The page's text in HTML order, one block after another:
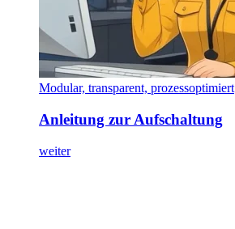
Modular, transparent, prozessoptimiert
Anleitung zur Aufschaltung
weiter